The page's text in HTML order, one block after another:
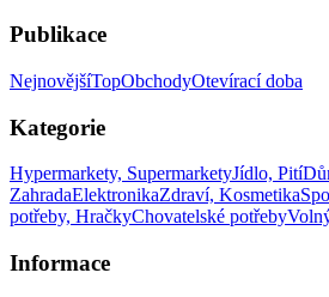
Publikace
NejnovějšíTopObchodyOtevírací doba
Kategorie
Hypermarkety, SupermarketyJídlo, Pití
ZahradaElektronikaZdraví, Kosmetika
potřeby, HračkyChovatelské potřeby
Informace